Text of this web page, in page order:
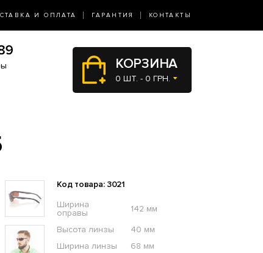
И ОПЛАТА ГАРАНТИЯ КОНТАКТЫ
КОРЗИНА
0 ШТ. - 0 ГРН.
Код товара: 3021
Ширина
оправы
142 мм
Высота линзы
40 мм
Ширина линзы
68 мм